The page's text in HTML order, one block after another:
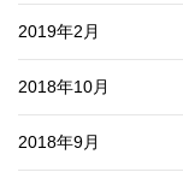
2019年2月
2018年10月
2018年9月